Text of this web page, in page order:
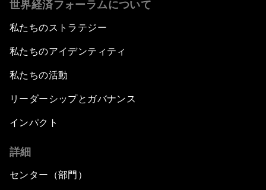
世界経済フォーラムについて
私たちのストラテジー
私たちのアイデンティティ
私たちの活動
リーダーシップとガバナンス
インパクト
詳細
センター（部門）